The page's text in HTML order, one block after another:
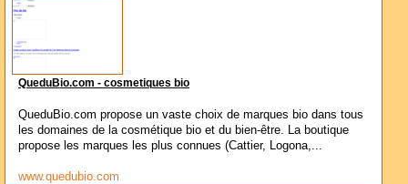
QueduBio.com - cosmetiques bio
QueduBio.com propose un vaste choix de marques bio dans tous
les domaines de la cosmétique bio et du bien-être. La boutique
propose les marques les plus connues (Cattier, Logona,...
www.quedubio.com